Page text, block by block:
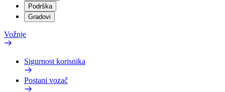
Podrška
Gradovi
Vožnje
Sigurnost korisnika
Postani vozač